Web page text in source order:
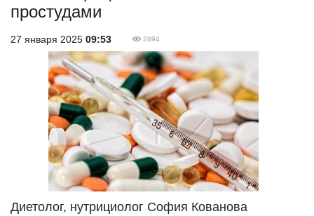
простудами
27 января 2025 09:53 2894
Диетолог, нутрициолог София Кованова